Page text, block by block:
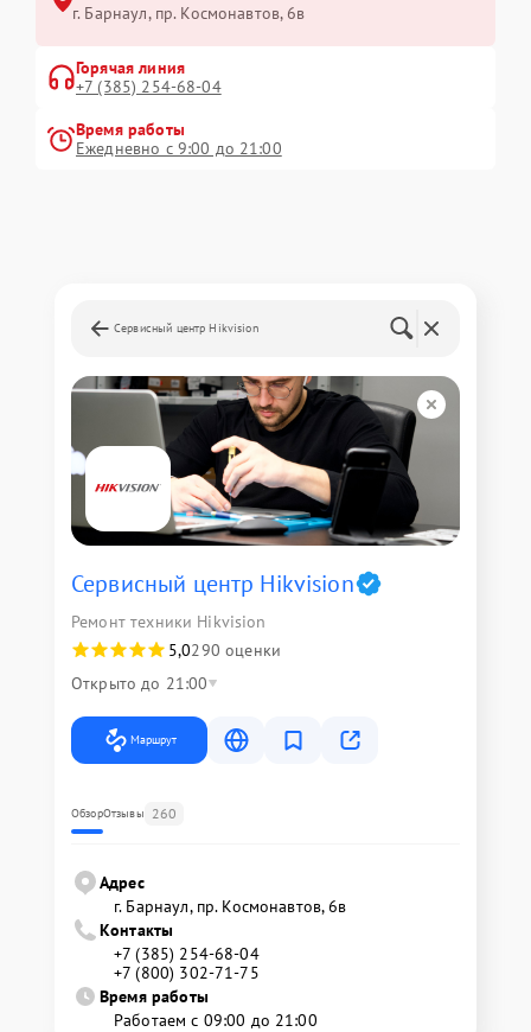
г. Барнаул, ​пр. Космонавтов, 6в
Горячая линия
+7 (385) 254-68-04
Время работы
Ежедневно с 9:00 до 21:00
Сервисный центр Hikvision
Сервисный центр Hikvision
Ремонт техники Hikvision
5,0290 оценки
Открыто до 21:00
Маршрут
ОбзорОтзывы 260
Адрес
г. Барнаул, ​пр. Космонавтов, 6в
Контакты
+7 (385) 254-68-04
+7 (800) 302-71-75
Время работы
Работаем с 09:00 до 21:00